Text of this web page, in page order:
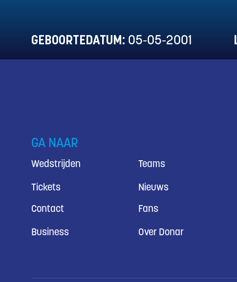
GEBOORTEDATUM: 05-05-2001
GA NAAR
Wedstrijden Teams
Tickets Nieuws
Contact Fans
Business Over Donar